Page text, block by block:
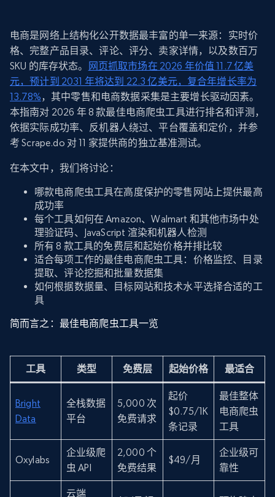
电商是网络上结构化公开数据最丰富的单一来源：实时价
格、完整产品目录、评论、评分、卖家详情，以及数百万
SKU 的库存状态。
网页抓取市场在 2026 年价值 11.7 亿美
元，预计到 2031 年将达到 22.3 亿美元，复合年增长率为
13.78%，其中零售和电商数据采集是主要增长驱动因素。
本指南对 2026 年 8 款最佳电商爬虫工具进行排名和评测，
依据实际成功率、反机器人绕过、平台覆盖和定价，并参
考 Scrape.do 对 11 家提供商的独立基准测试。
在本文中，我们将讨论：
哪款电商爬虫工具在高度保护的零售网站上提供最高
成功率
每个工具如何在 Amazon、Walmart 和其他市场中处
理验证码、JavaScript 渲染和机器人检测
所有 8 款工具的免费层和起始价格并排比较
适合每项工作的最佳电商爬虫工具：价格监控、目录
提取、评论挖掘和批量数据集
如何根据数据量、目标网站和技术水平选择合适的工
具
简而言之：最佳电商爬虫工具一览
工具 类型 免费层 起始价格 最适合
Bright
Data
全栈数据
平台
5,000 次
免费请求
起价
$0.75/1K
条记录
最佳整体
电商爬虫
工具
Oxylabs
企业级爬
虫 API
2,000 个
免费结果
$49/月
企业级可
靠性
云端